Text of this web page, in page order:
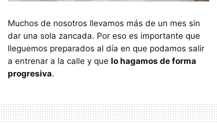
Muchos de nosotros llevamos más de un mes sin
dar una sola zancada. Por eso es importante que
lleguemos preparados al día en que podamos salir
a entrenar a la calle y que lo hagamos de forma
progresiva.